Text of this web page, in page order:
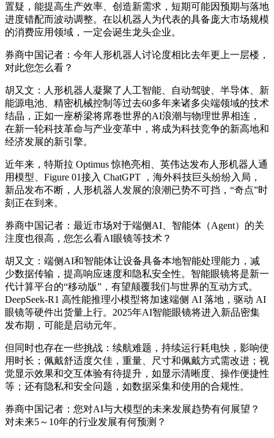
置疑，能提高生产效率、创造新需求，短期可能因预期与落地
进度错配而波动调整。在以机器人为代表的具备庞大市场规模
的消费应用领域，一定会诞生龙头企业。
券商中国记者：今年人形机器人讨论度相比去年更上一层楼，
对此您怎么看？
胡又文：人形机器人凝聚了人工智能、自动驾驶、半导体、新
能源电池、精密机械控制等过去60多年来诸多尖端领域的技术
结晶，正如一座桥梁将席卷世界的AI浪潮与物理世界相连，
在新一轮科技革命与产业变革中，将成为科技竞争的新高地和
经济发展的新引擎。
近年来，特斯拉 Optimus 惊艳亮相、英伟达发布人形机器人通
用模型、Figure 01接入 ChatGPT ，海外科技巨头纷纷入局，
新品发布不断，人形机器人发展的浪潮已势不可挡，“奇点”时
刻正在到来。
券商中国记者：最近市场对于端侧AI、智能体（Agent）的关
注度也很高，您怎么看AI眼镜等技术？
胡又文：端侧AI和智能体让设备具备本地智能处理能力，减
少数据传输，提高响应速度和隐私安全性。智能眼镜将是新一
代计算平台的“移动版”，有望颠覆我们与世界的互动方式。
DeepSeek-R1 高性能推理小模型将加速端侧 AI 落地，驱动 AI
眼镜等硬件出货量上行。2025年AI智能眼镜将进入新品密集
发布期，可能是启动元年。
但同时也存在一些挑战：续航难题，持续运行耗电快，影响使
用时长；佩戴舒适度欠佳，重量、尺寸和佩戴方式需改进；视
觉显示效果和交互体验有待提升，如显示清晰度、操作便捷性
等；还有隐私和安全问题，如数据采集和使用的合规性。
券商中国记者：您对AI与大模型的未来发展趋势有何展望？
对未来5～10年的行业发展有何预测？